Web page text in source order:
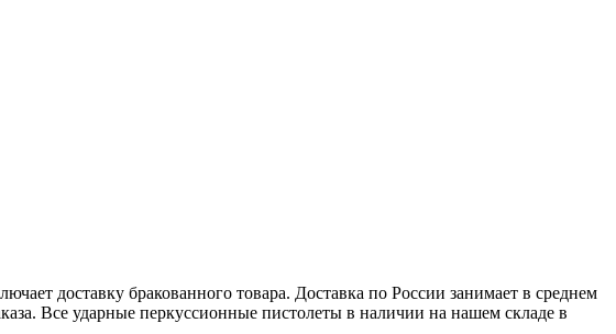
доставку бракованного товара. Доставка по России занимает в среднем
Все ударные перкуссионные пистолеты в наличии на нашем складе в